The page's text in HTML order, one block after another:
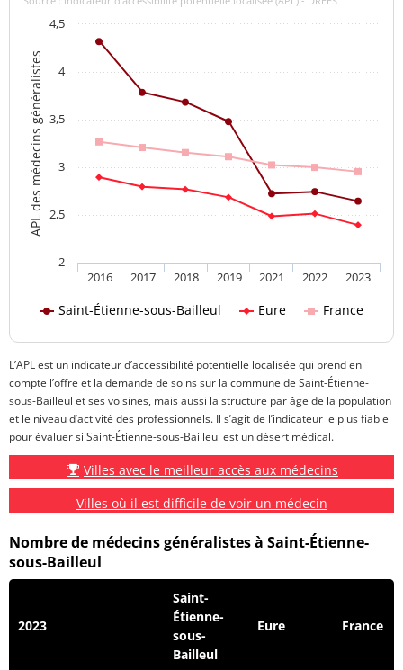
APL des médecins généralistes
Saint-Étienne-sous-Bailleul Eure France
2016 2017 2018 2019 2021 2022 2023
2
2,5
3
3,5
4
4,5
L’APL est un indicateur d’accessibilité potentielle localisée qui prend en
compte l’offre et la demande de soins sur la commune de Saint-Étienne-
sous-Bailleul et ses voisines, mais aussi la structure par âge de la population
et le niveau d’activité des professionnels. Il s’agit de l’indicateur le plus fiable
pour évaluer si Saint-Étienne-sous-Bailleul est un désert médical.
Villes avec le meilleur accès aux médecins
Villes où il est difficile de voir un médecin
Nombre de médecins généralistes à Saint-Étienne-
sous-Bailleul
2023
Saint-
Étienne-
sous-
Bailleul
Eure France